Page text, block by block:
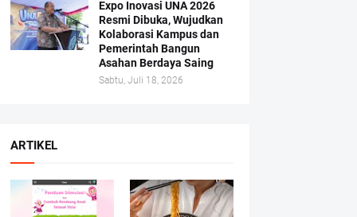
Expo Inovasi UNA 2026
Resmi Dibuka, Wujudkan
Kolaborasi Kampus dan
Pemerintah Bangun
Asahan Berdaya Saing
Sabtu, Juli 18, 2026
ARTIKEL